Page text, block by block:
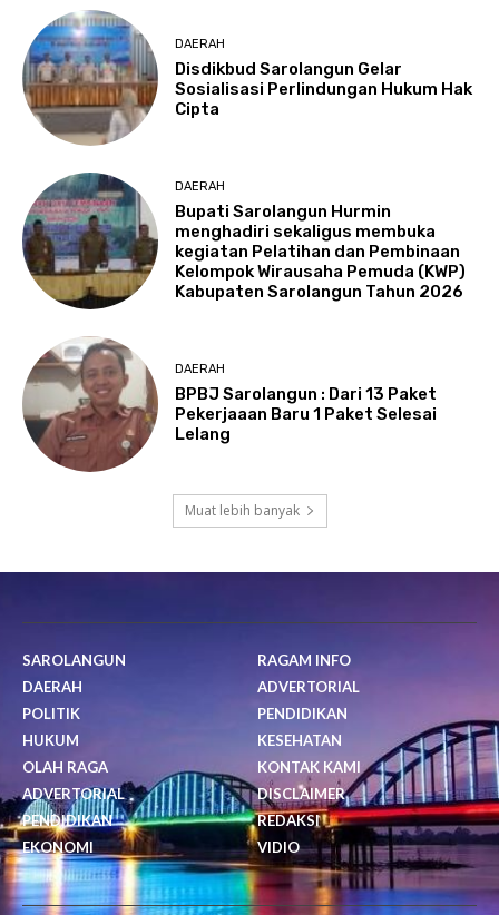
DAERAH
Disdikbud Sarolangun Gelar
Sosialisasi Perlindungan Hukum Hak
Cipta
DAERAH
Bupati Sarolangun Hurmin
menghadiri sekaligus membuka
kegiatan Pelatihan dan Pembinaan
Kelompok Wirausaha Pemuda (KWP)
Kabupaten Sarolangun Tahun 2026
DAERAH
BPBJ Sarolangun : Dari 13 Paket
Pekerjaaan Baru 1 Paket Selesai
Lelang
Muat lebih banyak
SAROLANGUN
DAERAH
POLITIK
HUKUM
OLAH RAGA
ADVERTORIAL
PENDIDIKAN
EKONOMI
RAGAM INFO
ADVERTORIAL
PENDIDIKAN
KESEHATAN
KONTAK KAMI
DISCLAIMER
REDAKSI
VIDIO